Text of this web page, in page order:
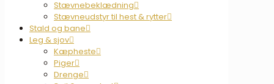
Stævnebeklædning
Stævneudstyr til hest & rytter
Stald og bane
Leg & sjov
Kæpheste
Piger
Drenge